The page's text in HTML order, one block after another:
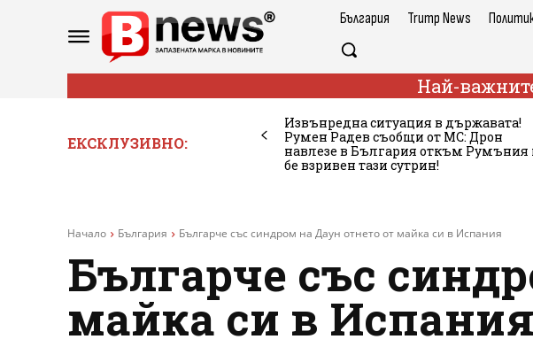
България Trump News
Най-
ЕКСКЛУЗИВНО:
Извънредна ситуация в държавата!
Румен Радев съобщи от МС: Дрон
навлезе в България откъм Румъния
бе взривен тази сутрин!
Начало България Българче със синдром на Даун отнето от майка си в Испания
Българче със
майка си в Испания